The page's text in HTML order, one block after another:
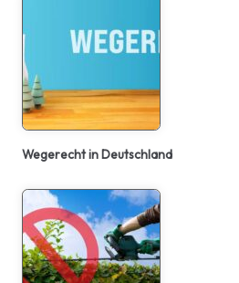
Wegerecht in Deutschland